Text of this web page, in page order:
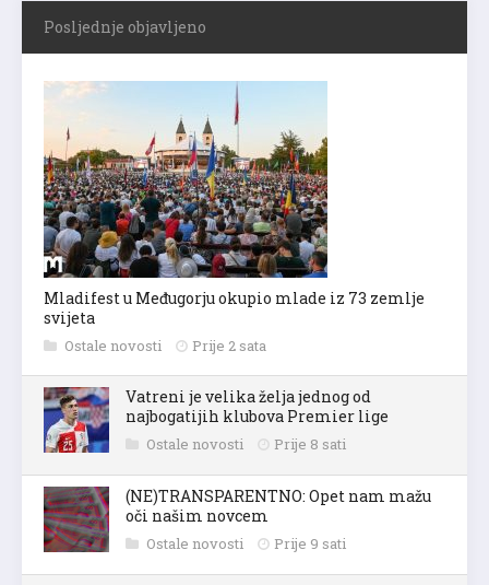
Posljednje objavljeno
Mladifest u Međugorju okupio mlade iz 73 zemlje
svijeta
Ostale novosti Prije 2 sata
Vatreni je velika želja jednog od
najbogatijih klubova Premier lige
Ostale novosti Prije 8 sati
(NE)TRANSPARENTNO: Opet nam mažu
oči našim novcem
Ostale novosti Prije 9 sati